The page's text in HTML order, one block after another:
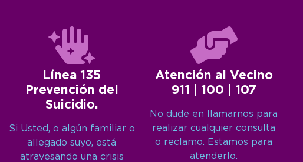
Línea 135
Prevención del
Suicidio.
Si Usted, o algún familiar o
allegado suyo, está
atravesando una crisis
Atención al Vecino
911 | 100 | 107
No dude en llamarnos para
realizar cualquier consulta
o reclamo. Estamos para
atenderlo.